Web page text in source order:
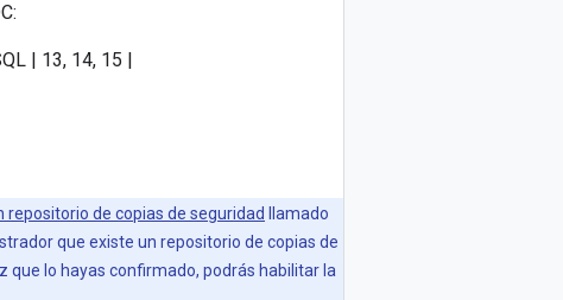
| 13, 14, 15 |
repositorio de copias de seguridad
llamado
que existe un repositorio de copias de
que lo hayas confirmado, podrás habilitar la